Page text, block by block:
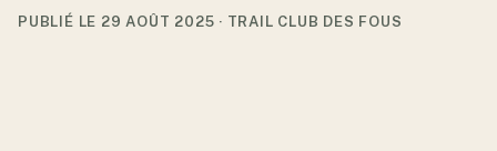
PUBLIÉ LE 29 AOÛT 2025 · TRAIL CLUB DES FOUS